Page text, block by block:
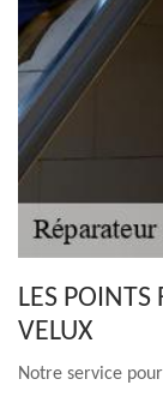
LES POINTS
VELUX
Notre service